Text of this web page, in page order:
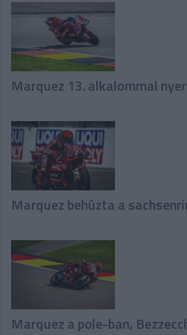
Marquez 13. alkalommal
Marquez behúzta a
Marquez a pole-ban,